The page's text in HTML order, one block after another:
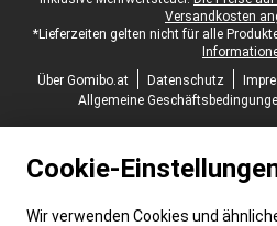
Versandkosten
*Lieferzeiten gelten nicht für alle
Über Gomibo.at
Datenschutz
Allgemeine
Cookie-
Wir verwenden Cookies und